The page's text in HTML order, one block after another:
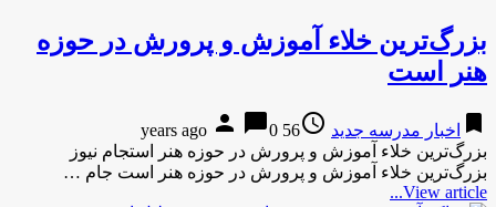
بزرگ‌ترین خلاء آموزش و پرورش در حوزه
هنر است
bookmark اخبار مدرسه جدید access_time
56 years ago
person chat_bubble0
بزرگ‌ترین خلاء آموزش و پرورش در حوزه هنر استجام نیوز
بزرگ‌ترین خلاء آموزش و پرورش در حوزه هنر است جام …
View article...